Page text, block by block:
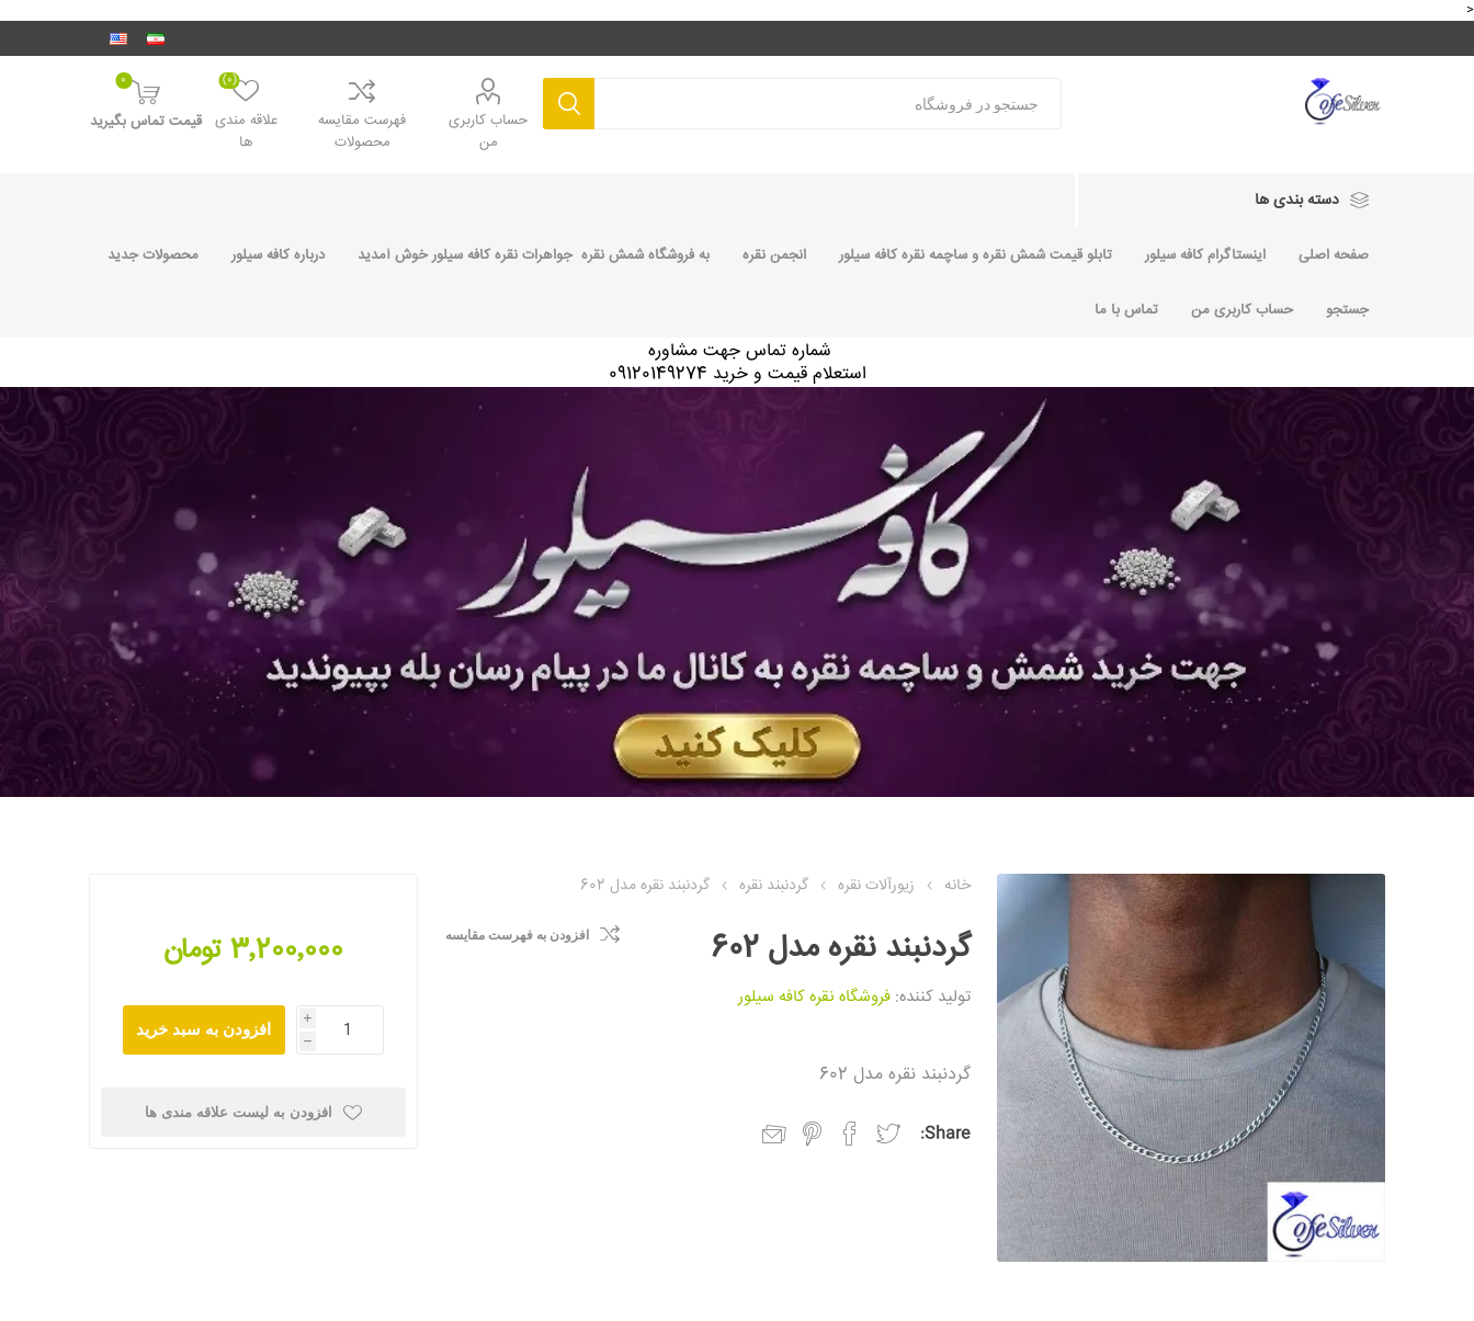
<
حساب کاربری
من
فهرست مقایسه
محصولات
علاقه مندی
ها
(0)
0
قیمت تماس بگیرید
دسته بندی ها
صفحه اصلی اینستاگرام کافه سیلور تابلو قیمت شمش نقره و ساچمه نقره کافه سیلور انجمن نقره به فروشگاه شمش نقره جواهرات نقره کافه سیلور خوش آمدید درباره کافه سیلور محصولات جدید
جستجو حساب کاربری من تماس با ما
شماره تماس جهت مشاوره
استعلام قیمت و خرید 09120149274
خانه زیورآلات نقره گردنبند نقره گردنبند نقره مدل 602
گردنبند نقره مدل 602
تولید کننده: فروشگاه نقره کافه سیلور
افزودن به فهرست مقایسه
گردنبند نقره مدل 602
Share:
3٬200٬000 تومان
i
h
افزودن به سبد خرید
افزودن به لیست علاقه مندی ها